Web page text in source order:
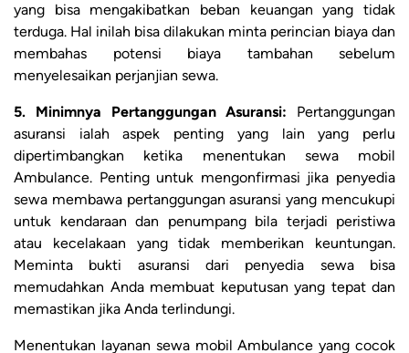
yang bisa mengakibatkan beban keuangan yang tidak
terduga. Hal inilah bisa dilakukan minta perincian biaya dan
membahas potensi biaya tambahan sebelum
menyelesaikan perjanjian sewa.
5. Minimnya Pertanggungan Asuransi: Pertanggungan
asuransi ialah aspek penting yang lain yang perlu
dipertimbangkan ketika menentukan sewa mobil
Ambulance. Penting untuk mengonfirmasi jika penyedia
sewa membawa pertanggungan asuransi yang mencukupi
untuk kendaraan dan penumpang bila terjadi peristiwa
atau kecelakaan yang tidak memberikan keuntungan.
Meminta bukti asuransi dari penyedia sewa bisa
memudahkan Anda membuat keputusan yang tepat dan
memastikan jika Anda terlindungi.
Menentukan layanan sewa mobil Ambulance yang cocok